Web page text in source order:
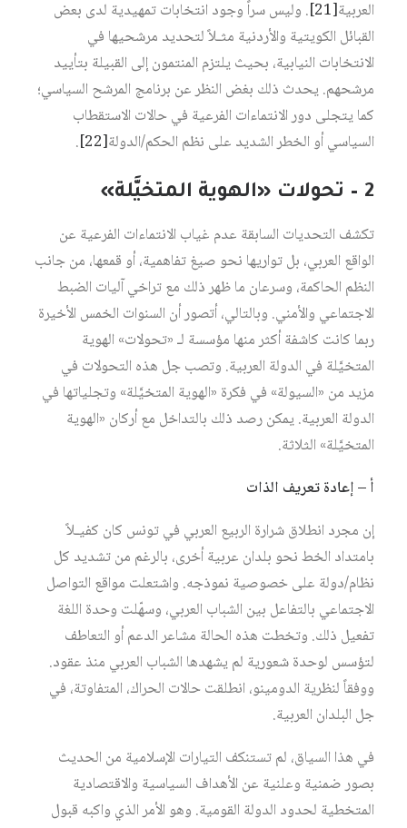
العربية‏[21]
. وليس سراً وجود انتخابات تمهيدية لدى بعض
القبائل الكويتية والأردنية مثـلاً لتحديد مرشحيها في
الانتخابات النيابية، بحيث يلتزم المنتمون إلى القبيلة بتأييد
مرشحهم. يحدث ذلك بغض النظر عن برنامج المرشح السياسي؛
كما يتجلى دور الانتماءات الفرعية في حالات الاستقطاب
السياسي أو الخطر الشديد على نظم الحكم/الدولة‏[22]
.
2 – تحولات «الهوية المتخيَّلة»
تكشف التحديات السابقة عدم غياب الانتماءات الفرعية عن
الواقع العربي، بل تواريها نحو صيغ تفاهمية، أو قمعها، من جانب
النظم الحاكمة، وسرعان ما ظهر ذلك مع تراخي آليات الضبط
الاجتماعي والأمني. وبالتالي، أتصور أن السنوات الخمس الأخيرة
ربما كانت كاشفة أكثر منها مؤسسة لـ «تحولات» الهوية
المتخيَّلة في الدولة العربية. وتصب جل هذه التحولات في
مزيد من «السيولة» في فكرة «الهوية المتخيَّلة» وتجلياتها في
الدولة العربية. يمكن رصد ذلك بالتداخل مع أركان «الهوية
المتخيَّلة» الثلاثة.
أ – إعادة تعريف الذات
إن مجرد انطلاق شرارة الربيع العربي في تونس كان كفيـلاً
بامتداد الخط نحو بلدان عربية أخرى، بالرغم من تشديد كل
نظام/دولة على خصوصية نموذجه. واشتعلت مواقع التواصل
الاجتماعي بالتفاعل بين الشباب العربي، وسهّلت وحدة اللغة
تفعيل ذلك. وتخطت هذه الحالة مشاعر الدعم أو التعاطف
لتؤسس لوحدة شعورية لم يشهدها الشباب العربي منذ عقود.
ووفقاً لنظرية الدومينو، انطلقت حالات الحراك، المتفاوتة، في
جل البلدان العربية.
في هذا السياق، لم تستنكف التيارات الإسلامية من الحديث
بصور ضمنية وعلنية عن الأهداف السياسية والاقتصادية
المتخطية لحدود الدولة القومية. وهو الأمر الذي واكبه قبول